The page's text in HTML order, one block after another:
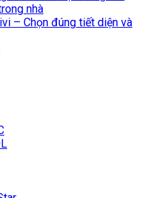
nhà
– Chọn đúng tiết diện và